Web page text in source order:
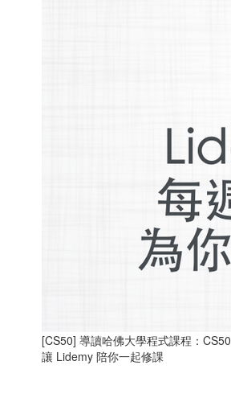
[CS50] 導讀哈佛大學程式課程：CS50
讓 Lidemy 陪你一起修課